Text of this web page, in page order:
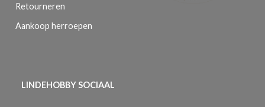
Retourneren
Aankoop herroepen
LINDEHOBBY SOCIAAL